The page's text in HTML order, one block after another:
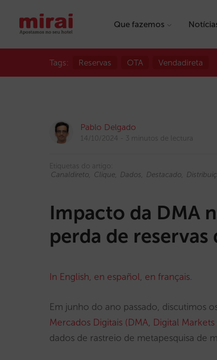
Que fazemos
Tags: Reservas OTA Vendadireta
Pablo Delgado
14/10/2024 3 minutos de lectura
Etiquetas do artigo:
Canaldireto
Clique Dados Destacado
Impacto da DMA
perda de reservas
In English, en español, en français.
Em junho do ano passado, discutimos
Mercados Digitais (DMA, Digital Markets
dados de rastreio de metapesquisa de